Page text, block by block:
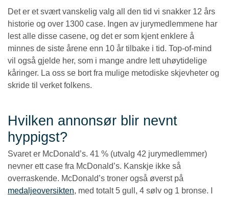
Det er et svært vanskelig valg all den tid vi snakker 12 års
historie og over 1300 case. Ingen av jurymedlemmene har
lest alle disse casene, og det er som kjent enklere å
minnes de siste årene enn 10 år tilbake i tid. Top-of-mind
vil også gjelde her, som i mange andre lett uhøytidelige
kåringer. La oss se bort fra mulige metodiske skjevheter og
skride til verket folkens.
Hvilken annonsør blir nevnt
hyppigst?
Svaret er McDonald’s. 41 % (utvalg 42 jurymedlemmer)
nevner ett case fra McDonald’s. Kanskje ikke så
overraskende. McDonald’s troner også øverst på
medaljeoversikten, med totalt 5 gull, 4 sølv og 1 bronse. I